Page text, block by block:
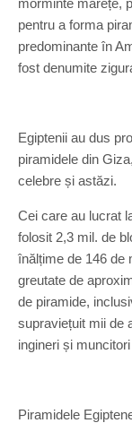
morminte mărețe,
pentru a forma
predominante în
fost denumite
Egiptenii au dus
piramidele din
celebre și astăzi.
Cei care au lucrat
folosit 2,3 mil. de
înălțime de 146 de
greutate de
de piramide,
supraviețuit mii de
ingineri și
Piramidele